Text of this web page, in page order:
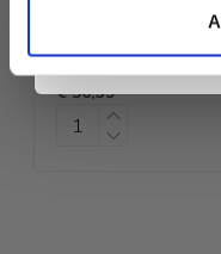
VONROC Nat-
- Blaasfunctie –
- 6m
€ 56,39
.